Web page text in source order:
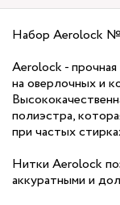
Набор Aerolock
Aerolock -
на оверлочных и
полиэстра,
при частых
Нитки Aerolock
аккуратными и